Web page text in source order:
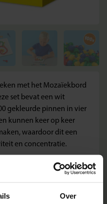
Over
met het Mozaïekbord
set bevat een wit
gekleurde pinnen in vier
kunnen keer op keer
waardoor dit een
en concentratie.
ontwerpen maken